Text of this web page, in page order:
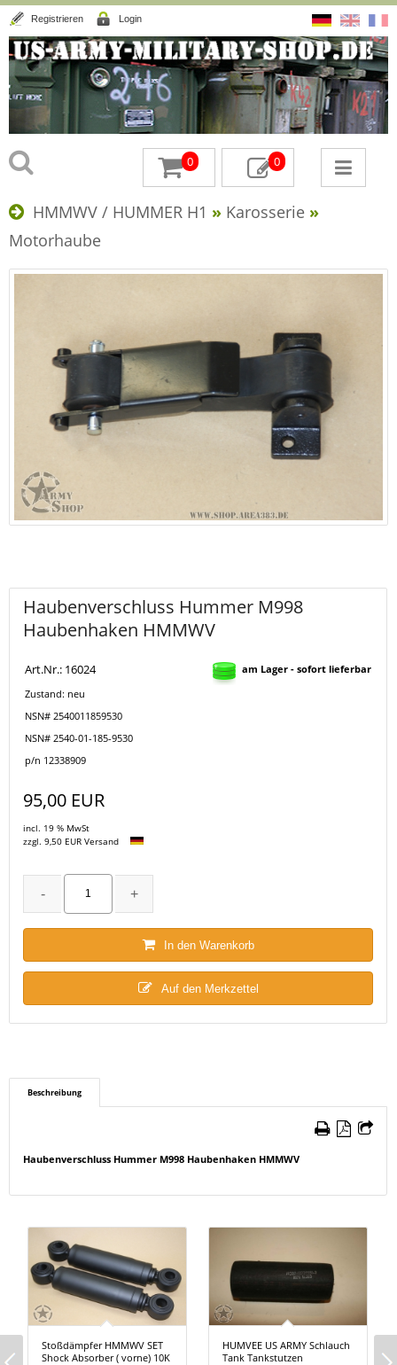
Registrieren Login
0 0
HMMWV / HUMMER H1 » Karosserie »
Motorhaube
Haubenverschluss Hummer M998
Haubenhaken HMMWV
Art.Nr.: 16024
Zustand: neu
NSN# 2540011859530
NSN# 2540-01-185-9530
p/n 12338909
am Lager - sofort lieferbar
95,00 EUR
incl. 19 % MwSt
zzgl. 9,50 EUR Versand
In den Warenkorb
Auf den Merkzettel
Beschreibung
Haubenverschluss Hummer M998 Haubenhaken HMMWV
Stoßdämpfer HMMWV SET
Shock Absorber ( vorne) 10K
HUMVEE US ARMY Schlauch
Tank Tankstutzen